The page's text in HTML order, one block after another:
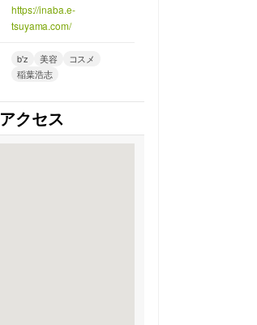
https://inaba.e-
tsuyama.com/
b'z 美容
コスメ
稲葉浩志
アクセス